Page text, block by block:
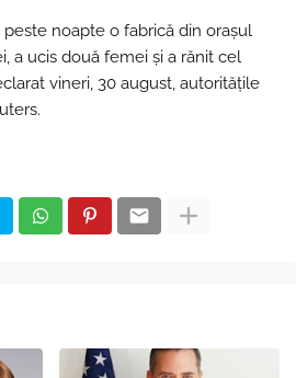
peste noapte o fabrică din oraşul
a ucis două femei şi a rănit cel
vineri, 30 august, autorităţile